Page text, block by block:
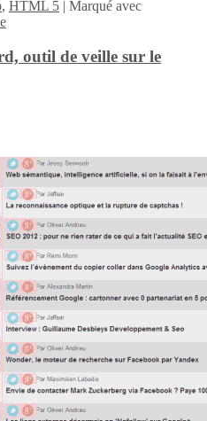
, HTML 5 | Marqué avec
outil de veille sur le